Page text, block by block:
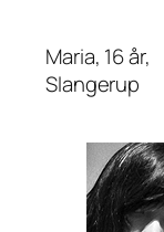
Maria, 16 år,
Slangerup